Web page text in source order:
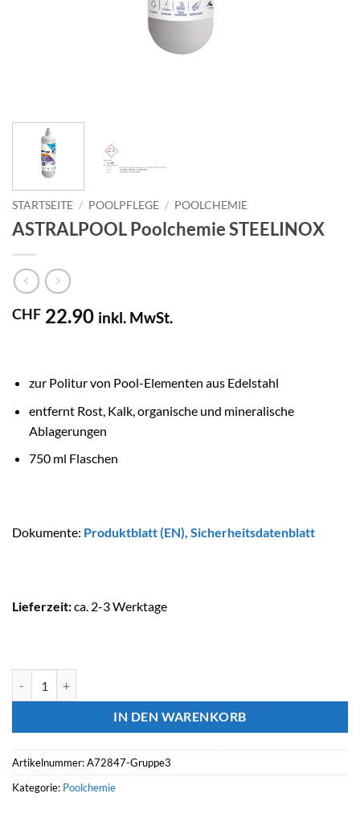
STARTSEITE / POOLPFLEGE / POOLCHEMIE
ASTRALPOOL Poolchemie STEELINOX
CHF 22.90 inkl. MwSt.
zur Politur von Pool-Elementen aus Edelstahl
entfernt Rost, Kalk, organische und mineralische
Ablagerungen
750 ml Flaschen
Dokumente: Produktblatt (EN), Sicherheitsdatenblatt
Lieferzeit:ca. 2-3 Werktage
IN DEN WARENKORB
Artikelnummer:A72847-Gruppe3
Kategorie: Poolchemie